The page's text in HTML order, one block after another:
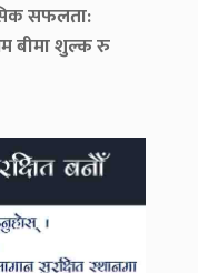
सफलता:
बीमा शुल्क रु